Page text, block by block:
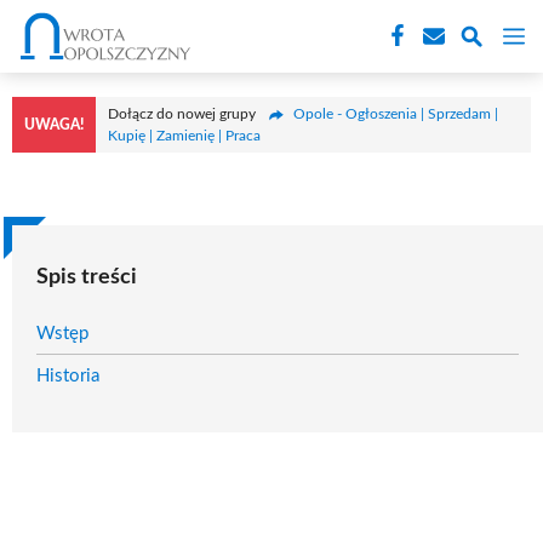
Przejdź
treści
UWAGA!
Dołącz do nowej grupy
Opole - Ogłoszenia | Sprzedam |
Kupię | Zamienię | Praca
Spis treści
Wstęp
Historia